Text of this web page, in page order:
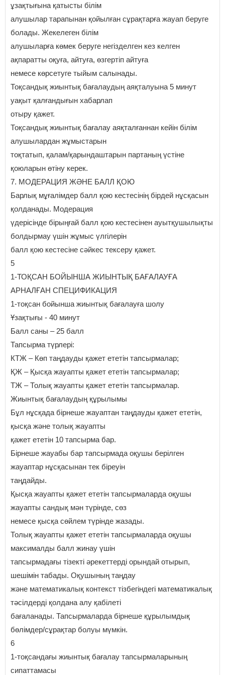
ұзақтығына қатысты білім
алушылар тарапынан қойылған сұрақтарға жауап беруге
болады. Жекелеген білім
алушыларға көмек беруге негізделген кез келген
ақпаратты оқуға, айтуға, өзгертіп айтуға
немесе көрсетуге тыйым салынады.
Тоқсандық жиынтық бағалаудың аяқталуына 5 минут
уақыт қалғандығын хабарлап
отыру қажет.
Тоқсандық жиынтық бағалау аяқталғаннан кейін білім
алушылардан жұмыстарын
тоқтатып, қалам/қарындаштарын партаның үстіне
қоюларын өтіну керек.
7. МОДЕРАЦИЯ ЖӘНЕ БАЛЛ ҚОЮ
Барлық мұғалімдер балл қою кестесінің бірдей нұсқасын
қолданады. Модерация
үдерісінде бірыңғай балл қою кестесінен ауытқушылықты
болдырмау үшін жұмыс үлгілерін
балл қою кестесіне сәйкес тексеру қажет.
5
1-ТОҚСАН БОЙЫНША ЖИЫНТЫҚ БАҒАЛАУҒА
АРНАЛҒАН СПЕЦИФИКАЦИЯ
1-тоқсан бойынша жиынтық бағалауға шолу
Ұзақтығы - 40 минут
Балл саны – 25 балл
Тапсырма түрлері:
КТЖ – Көп таңдауды қажет ететін тапсырмалар;
ҚЖ – Қысқа жауапты қажет ететін тапсырмалар;
ТЖ – Толық жауапты қажет ететін тапсырмалар.
Жиынтық бағалаудың құрылымы
Бұл нұсқада бірнеше жауаптан таңдауды қажет ететін,
қысқа және толық жауапты
қажет ететін 10 тапсырма бар.
Бірнеше жауабы бар тапсырмада оқушы берілген
жауаптар нұсқасынан тек біреуін
таңдайды.
Қысқа жауапты қажет ететін тапсырмаларда оқушы
жауапты сандық мән түрінде, сөз
немесе қысқа сөйлем түрінде жазады.
Толық жауапты қажет ететін тапсырмаларда оқушы
максималды балл жинау үшін
тапсырмадағы тізекті әрекеттерді орындай отырып,
шешімін табады. Оқушының таңдау
және математикалық контекст тізбегіндегі математикалық
тәсілдерді қолдана алу қабілеті
бағаланады. Тапсырмаларда бірнеше құрылымдық
бөлімдер/сұрақтар болуы мүмкін.
6
1-тоқсандағы жиынтық бағалау тапсырмаларының
сипаттамасы